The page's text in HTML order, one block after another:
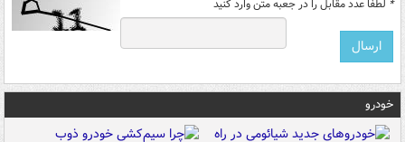
* لطفا عدد مقابل را در جعبه متن وارد کنید
خودرو